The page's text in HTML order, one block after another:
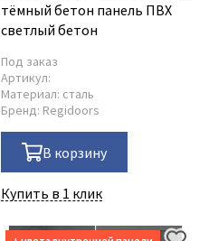
тёмный бетон панель ПВХ
светлый бетон
Под заказ
Артикул:
Материал: сталь
Бренд: Regidoors
В корзину
Купить в 1 клик